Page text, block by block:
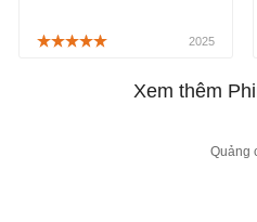
hành động, hình sự,
cùng tên đình đám của
Xem thêm